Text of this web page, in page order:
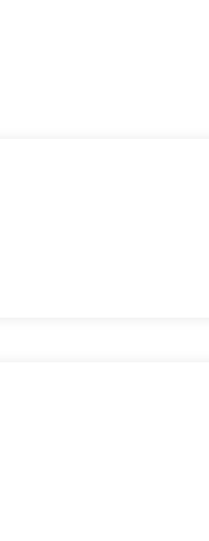
sans
du marché.
des plateformes et